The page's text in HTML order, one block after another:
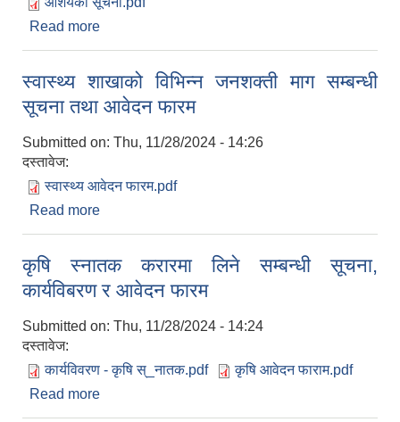
Read more
स्वास्थ्य शाखाको विभिन्‍न जनशक्ती माग सम्बन्धी
सूचना तथा आवेदन फारम
Submitted on: Thu, 11/28/2024 - 14:26
दस्तावेज:
स्वास्थ्य आवेदन फारम.pdf
Read more
कृषि स्‍नातक करारमा लिने सम्बन्धी सूचना,
कार्यविबरण र आवेदन फारम
Submitted on: Thu, 11/28/2024 - 14:24
दस्तावेज:
कार्यविवरण - कृषि स्_नातक.pdf
कृषि आवेदन फाराम.pdf
Read more